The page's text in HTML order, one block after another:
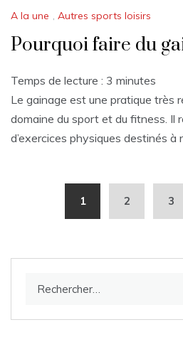
A la une , Autres sports loisirs
Pourquoi faire du
Temps de lecture : 3 minutes
Le gainage est une pratique très
domaine du sport et du fitness. Il
d’exercices physiques destinés à
1 2 3